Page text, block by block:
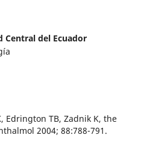
Central del Ecuador
Edrington TB, Zadnik K, the
2004; 88:788-791.